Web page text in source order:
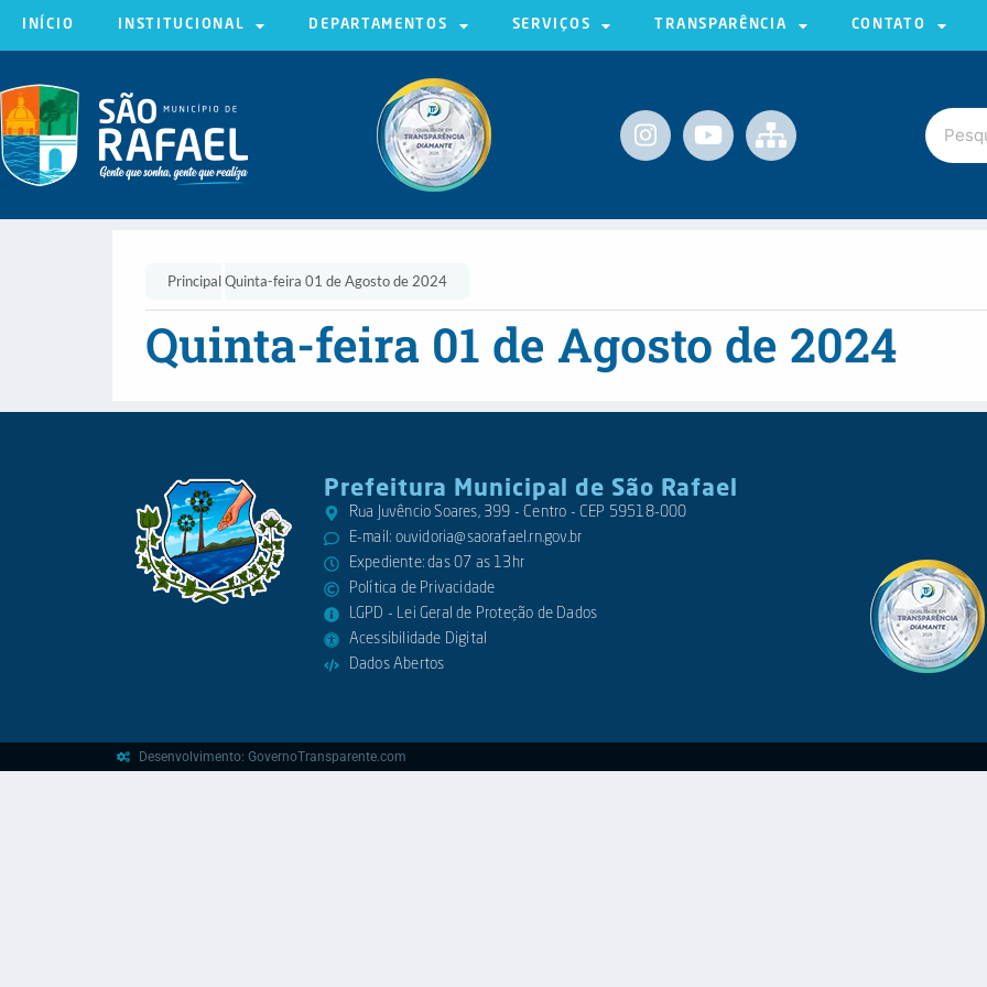
INÍCIO INSTITUCIONAL DEPARTAMENTOS SERVIÇOS TRANSPARÊNCIA CONTATO
PrincipalQuinta-feira 01 de Agosto de 2024
Quinta-feira 01 de Agosto de 2024
Prefeitura Municipal de São Rafael
Rua Juvêncio Soares, 399 - Centro - CEP 59518-000
E-mail: ouvidoria@saorafael.rn.gov.br
Expediente: das 07 as 13hr
Política de Privacidade
LGPD - Lei Geral de Proteção de Dados
Acessibilidade Digital
Dados Abertos
Desenvolvimento: GovernoTransparente.com